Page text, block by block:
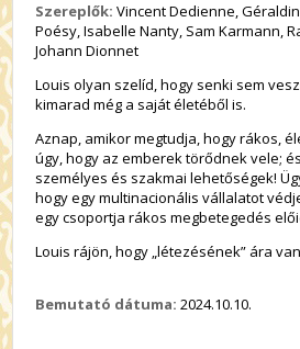
Szereplők:Vincent Dedienne,
Poésy, Isabelle Nanty, Sam Karmann,
Johann Dionnet
Louis olyan szelíd, hogy senki sem
kimarad még a saját életéből is.
Aznap, amikor megtudja, hogy rákos,
úgy, hogy az emberek törődnek vele;
személyes és szakmai lehetőségek!
hogy egy multinacionális vállalatot
egy csoportja rákos megbetegedés
Louis rájön, hogy „létezésének” ára
Bemutató dátuma: 2024.10.10.